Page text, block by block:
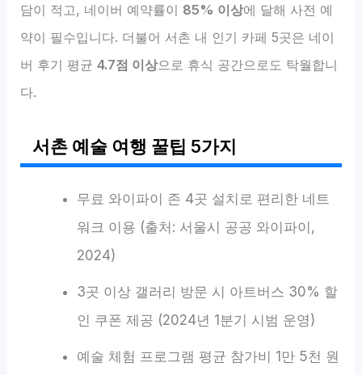
담이 적고, 네이버 예약률이 85% 이상에 달해 사전 예
약이 필수입니다. 더불어 서촌 내 인기 카페 5곳은 네이
버 후기 평균4.7점 이상으로 휴식 공간으로도 탁월합니
다.
서촌 예술 여행 꿀팁 5가지
무료 와이파이 존 4곳 설치로 편리한 네트
워크 이용 (출처: 서울시 공공 와이파이,
2024)
3곳 이상 갤러리 방문 시 아트버스 30% 할
인 쿠폰 제공 (2024년 1분기 시범 운영)
예술 체험 프로그램 평균 참가비 1만 5천 원